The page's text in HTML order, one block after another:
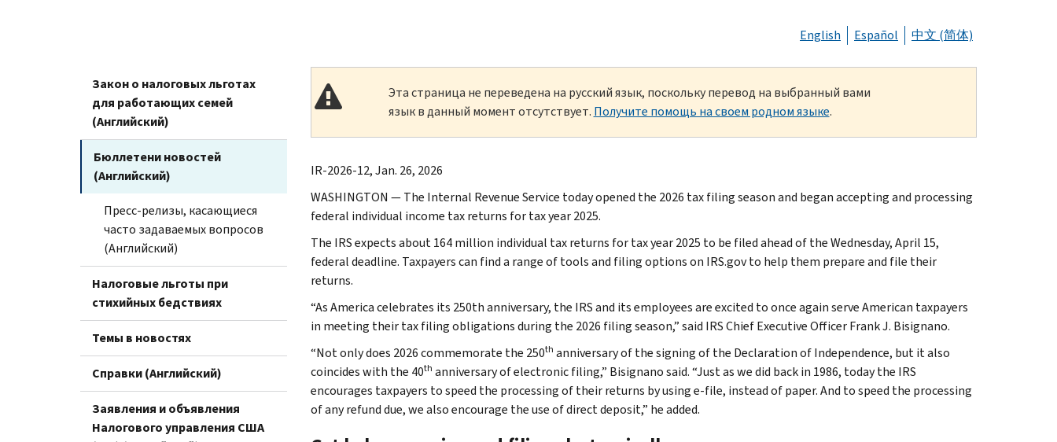
English Español 中文 (简体)
Закон о налоговых льготах
для работающих семей
(Английский)
Бюллетени новостей
(Английский)
Пресс-релизы, касающиеся
часто задаваемых вопросов
(Английский)
Налоговые льготы при
стихийных бедствиях
Темы в новостях
Справки (Английский)
Заявления и объявления
Налогового управления США
Эта страница не переведена на русский язык, поскольку перевод на выбранный вами
язык в данный момент отсутствует. Получите помощь на своем родном языке.
IR-2026-12, Jan. 26, 2026
WASHINGTON — The Internal Revenue Service today opened the 2026 tax filing season and began accepting and processing
federal individual income tax returns for tax year 2025.
The IRS expects about 164 million individual tax returns for tax year 2025 to be filed ahead of the Wednesday, April 15,
federal deadline. Taxpayers can find a range of tools and filing options on IRS.gov to help them prepare and file their
returns.
“As America celebrates its 250th anniversary, the IRS and its employees are excited to once again serve American taxpayers
in meeting their tax filing obligations during the 2026 filing season,” said IRS Chief Executive Officer Frank J. Bisignano.
“Not only does 2026 commemorate the 250th anniversary of the signing of the Declaration of Independence, but it also
coincides with the 40th anniversary of electronic filing,” Bisignano said. “Just as we did back in 1986, today the IRS
encourages taxpayers to speed the processing of their returns by using e-file, instead of paper. And to speed the processing
of any refund due, we also encourage the use of direct deposit,” he added.